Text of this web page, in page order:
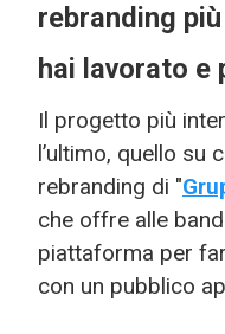
rebranding
hai lavorato e
Il progetto più
l’ultimo, quello su
rebranding di "
che offre alle
piattaforma per
con un pubblico